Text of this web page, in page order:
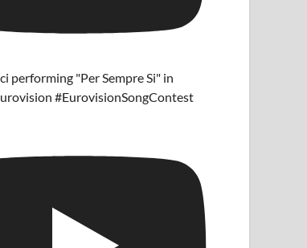
performing "Per Sempre Si" in
#EurovisionSongContest